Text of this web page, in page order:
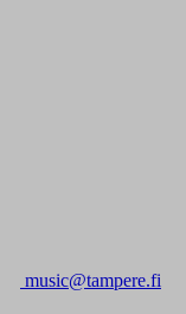
music@tampere.fi